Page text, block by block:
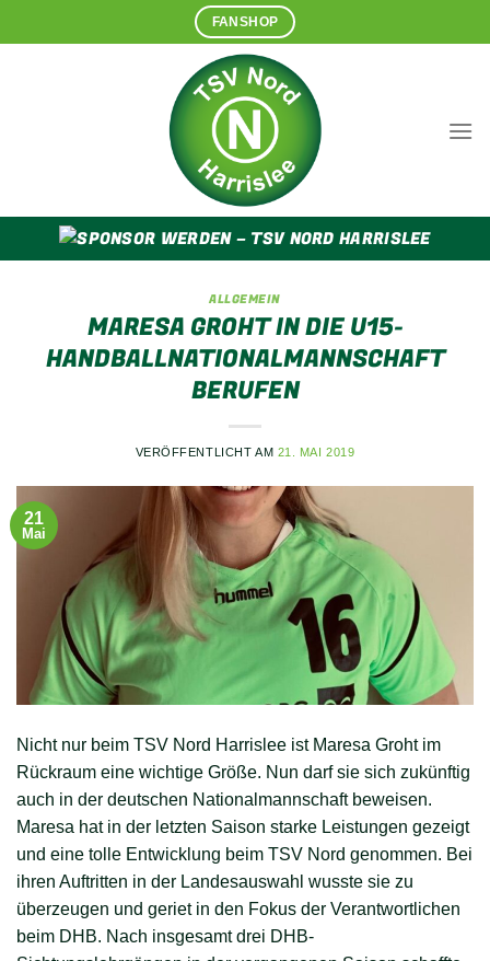
Inhalt
FANSHOP
ALLGEMEIN
MARESA GROHT IN DIE U15-
HANDBALLNATIONALMANNSCHAFT
BERUFEN
VERÖFFENTLICHT AM 21. MAI 2019
21
Mai
Nicht nur beim TSV Nord Harrislee ist Maresa Groht im
Rückraum eine wichtige Größe. Nun darf sie sich zukünftig
auch in der deutschen Nationalmannschaft beweisen.
Maresa hat in der letzten Saison starke Leistungen gezeigt
und eine tolle Entwicklung beim TSV Nord genommen. Bei
ihren Auftritten in der Landesauswahl wusste sie zu
überzeugen und geriet in den Fokus der Verantwortlichen
beim DHB. Nach insgesamt drei DHB-